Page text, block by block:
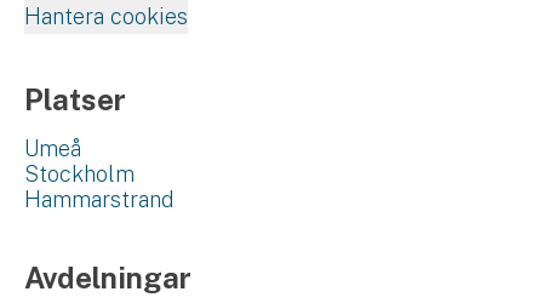
Hantera cookies
Platser
Umeå
Stockholm
Hammarstrand
Avdelningar